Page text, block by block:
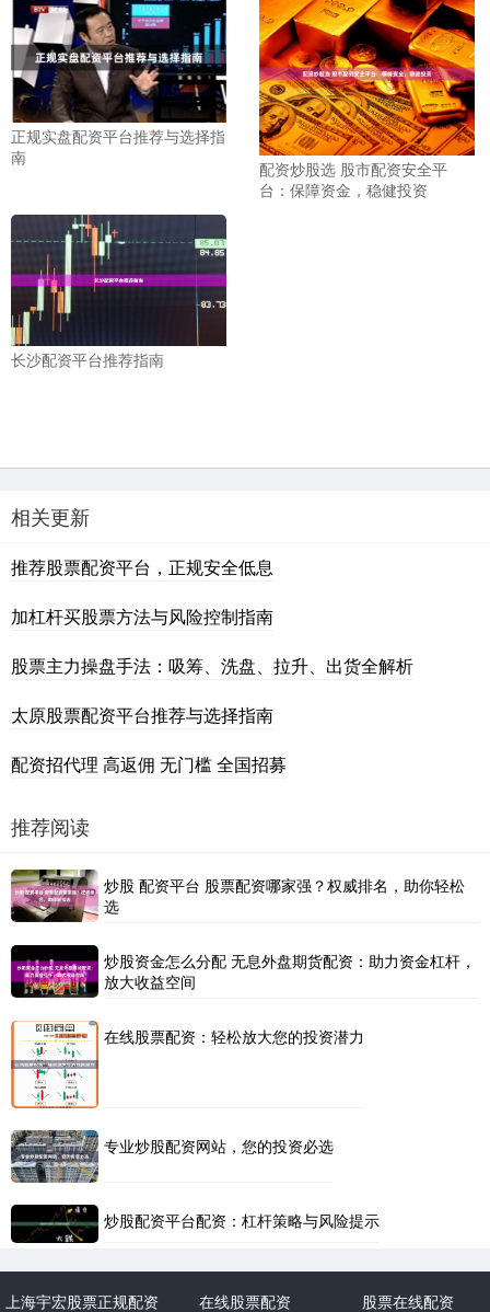
正规实盘配资平台推荐与选择指
南
配资炒股选 股市配资安全平
台：保障资金，稳健投资
长沙配资平台推荐指南
相关更新
推荐股票配资平台，正规安全低息
加杠杆买股票方法与风险控制指南
股票主力操盘手法：吸筹、洗盘、拉升、出货全解析
太原股票配资平台推荐与选择指南
配资招代理 高返佣 无门槛 全国招募
推荐阅读
炒股 配资平台 股票配资哪家强？权威排名，助你轻松
选
炒股资金怎么分配 无息外盘期货配资：助力资金杠杆，
放大收益空间
在线股票配资：轻松放大您的投资潜力
专业炒股配资网站，您的投资必选
炒股配资平台配资：杠杆策略与风险提示
上海宇宏股票正规配资 在线股票配资 股票在线配资